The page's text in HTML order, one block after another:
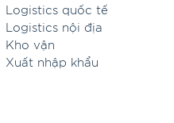
Logistics quốc tế
Logistics nội địa
Kho vận
Xuất nhập khẩu